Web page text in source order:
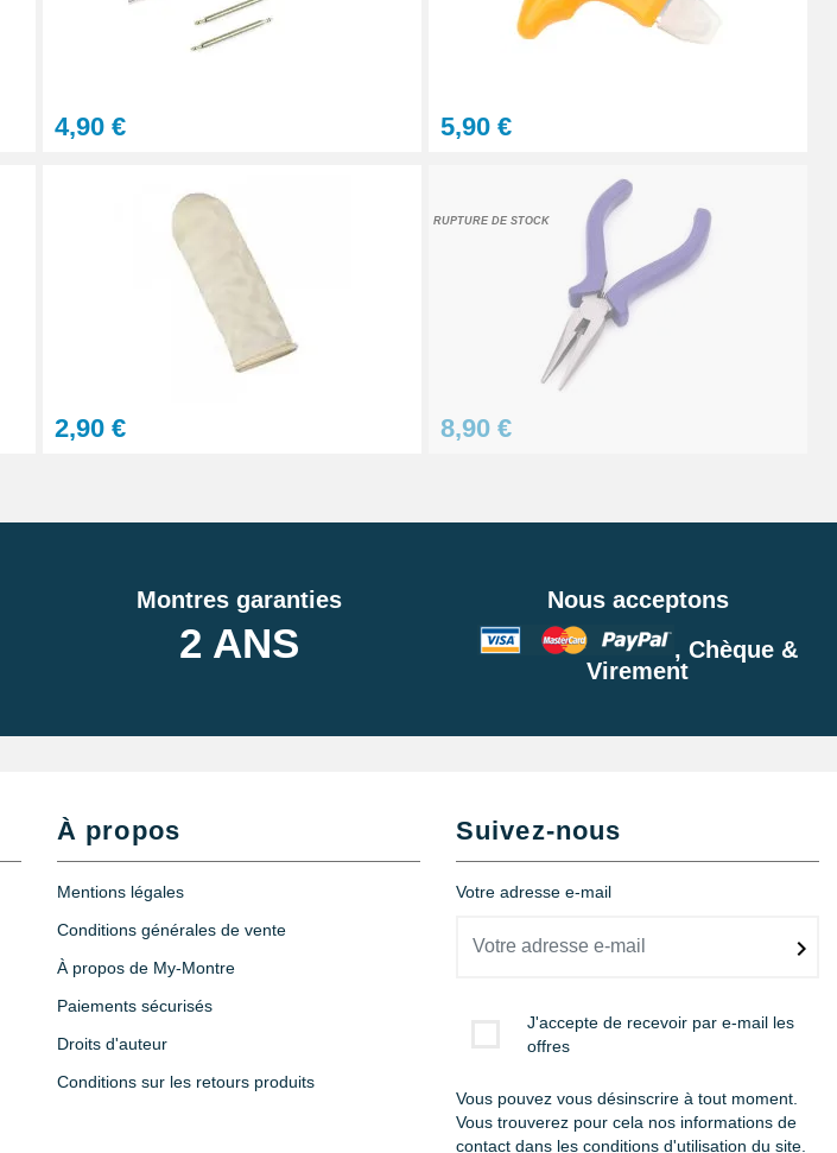
4,90 € 5,90 €
2,90 €
RUPTURE DE STOCK
8,90 €
Montres garanties
2 ANS
Nous acceptons
, Chèque &
Virement
À propos
Mentions légales
Conditions générales de vente
À propos de My-Montre
Paiements sécurisés
Droits d'auteur
Conditions sur les retours produits
Suivez-nous
Votre adresse e-mail
J'accepte de recevoir par e-mail les
offres
Vous pouvez vous désinscrire à tout moment.
Vous trouverez pour cela nos informations de
contact dans les conditions d'utilisation du site.